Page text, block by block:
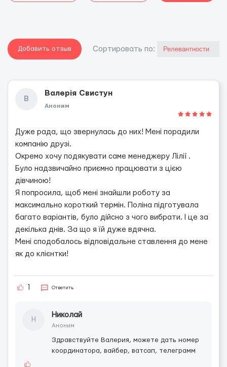
Добавить отзыв Cортировать по:
В
Валерія Свистун
Аноним
Дуже рада, що звернулась до них! Мені порадили
компанію друзі.
Окремо хочу подякувати саме менеджеру Лілії .
Було надзвичайно приємно працювати з цією
дівчиною!
Я попросила, щоб мені знайшли роботу за
максимально короткий термін. Поліна підготувала
багато варіантів, було дійсно з чого вибрати. І це за
декілька днів. За що я їй дуже вдячна.
Мені сподобалось відповідальне ставлення до мене
як до клієнтки!
Ответить
Н
Николай
Аноним
Здравствуйте Валерия, можете дать номер
координатора, вайбер, ватсап, телеграмм